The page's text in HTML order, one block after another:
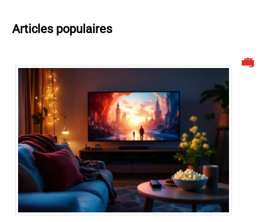
Articles populaires
Malgrim : un site de streaming à connaître